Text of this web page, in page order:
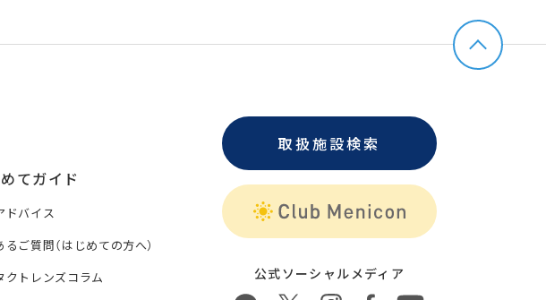
てガイド
ドバイス
るご質問（はじめての方へ）
クトレンズコラム
取扱施設検索
公式ソーシャルメディア